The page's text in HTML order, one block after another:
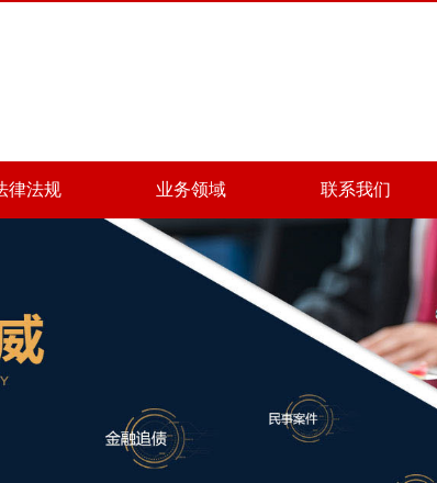
律法规 业务领域 联系我们